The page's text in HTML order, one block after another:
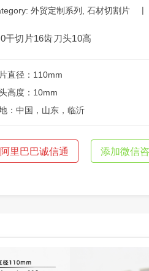
外贸定制系列 石材切割片 |
干切片16齿刀头10高
直径：110mm
高度：10mm
：中国，山东，临沂
阿里巴巴诚信通 添加微信